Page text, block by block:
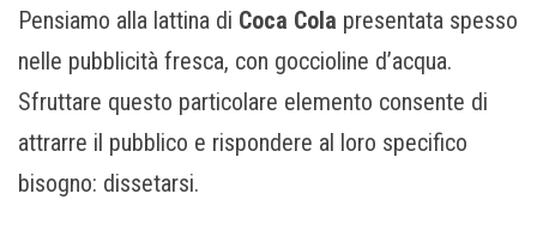
Pensiamo alla lattina di Coca Cola presentata spesso
nelle pubblicità fresca, con goccioline d’acqua.
Sfruttare questo particolare elemento consente di
attrarre il pubblico e rispondere al loro specifico
bisogno: dissetarsi.